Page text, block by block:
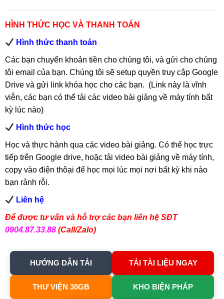
HÌNH THỨC HỌC VÀ THANH TOÁN
Hình thức thanh toán
Các bạn chuyển khoản tiền cho chúng tôi, và gửi cho chúng
tôi email của bạn. Chúng tôi sẽ setup quyền truy cập Google
Drive và gửi link khóa học cho các bạn. (Link này là vĩnh
viễn, các bạn có thể tải các video bài giảng về máy tính bất
kỳ lúc nào)
Hình thức học
Học và thực hành qua các video bài giảng. Có thể học trực
tiếp trên Google drive, hoặc tải video bài giảng về máy tính,
copy vào điện thôại để học mọi lúc mọi nơi bất kỳ khi nào
bạn rảnh rỗi.
Liên hệ
Để được tư vấn và hỗ trợ các bạn liên hệ SĐT
0904.87.33.88(Call/Zalo)
HƯỚNG DẪN TẢI TẢI TÀI LIỆU NGAY
THƯ VIỆN 30GB KHO BIỆN PHÁP